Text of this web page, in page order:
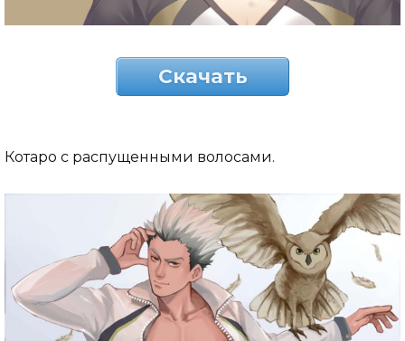
Скачать
Котаро с распущенными волосами.